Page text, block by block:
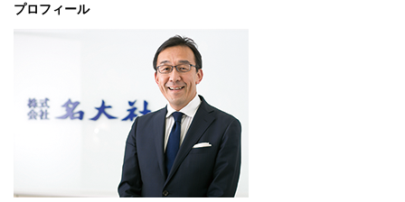
プロフィール